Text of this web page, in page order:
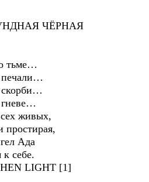
ЧЁРНАЯ
живых,
Ада
LIGHT [1]